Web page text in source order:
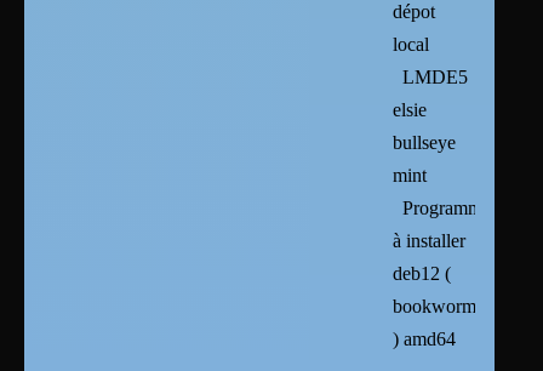
dépot
local
LMDE5
elsie
bullseye
mint
Programmes
à installer
deb12 (
bookworm
) amd64